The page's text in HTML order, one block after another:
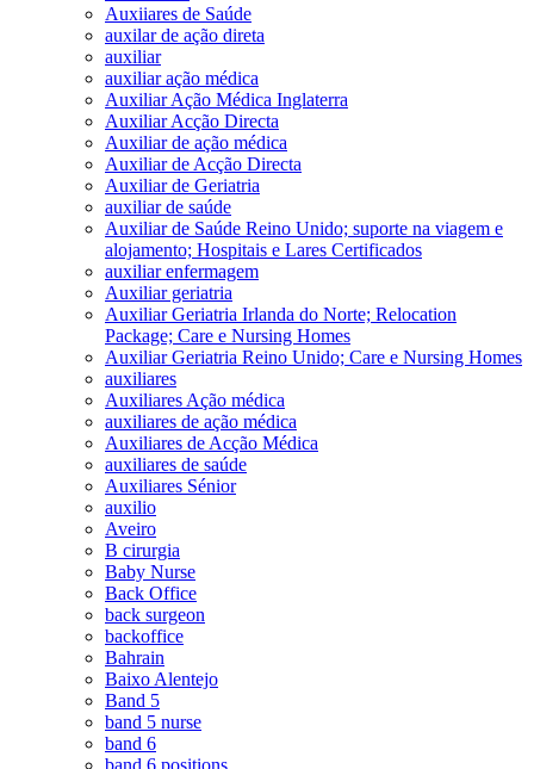
Auxiiares de Saúde
auxilar de ação direta
auxiliar
auxiliar ação médica
Auxiliar Ação Médica Inglaterra
Auxiliar Acção Directa
Auxiliar de ação médica
Auxiliar de Acção Directa
Auxiliar de Geriatria
auxiliar de saúde
Auxiliar de Saúde Reino Unido; suporte na viagem e
alojamento; Hospitais e Lares Certificados
auxiliar enfermagem
Auxiliar geriatria
Auxiliar Geriatria Irlanda do Norte; Relocation
Package; Care e Nursing Homes
Auxiliar Geriatria Reino Unido; Care e Nursing Homes
auxiliares
Auxiliares Ação médica
auxiliares de ação médica
Auxiliares de Acção Médica
auxiliares de saúde
Auxiliares Sénior
auxilio
Aveiro
B cirurgia
Baby Nurse
Back Office
back surgeon
backoffice
Bahrain
Baixo Alentejo
Band 5
band 5 nurse
band 6
band 6 positions